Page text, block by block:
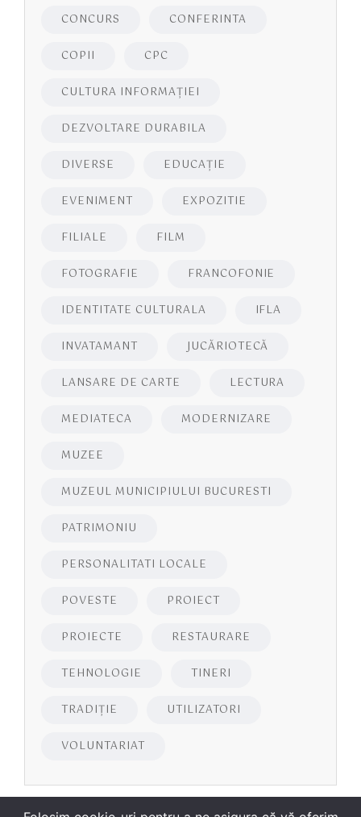
CONCURS CONFERINTA
COPII CPC
CULTURA INFORMAŢIEI
DEZVOLTARE DURABILA
DIVERSE EDUCAŢIE
EVENIMENT EXPOZITIE
FILIALE FILM
FOTOGRAFIE FRANCOFONIE
IDENTITATE CULTURALA IFLA
INVATAMANT JUCĂRIOTECĂ
LANSARE DE CARTE LECTURA
MEDIATECA MODERNIZARE
MUZEE
MUZEUL MUNICIPIULUI BUCURESTI
PATRIMONIU
PERSONALITATI LOCALE
POVESTE PROIECT
PROIECTE RESTAURARE
TEHNOLOGIE TINERI
TRADIȚIE UTILIZATORI
VOLUNTARIAT